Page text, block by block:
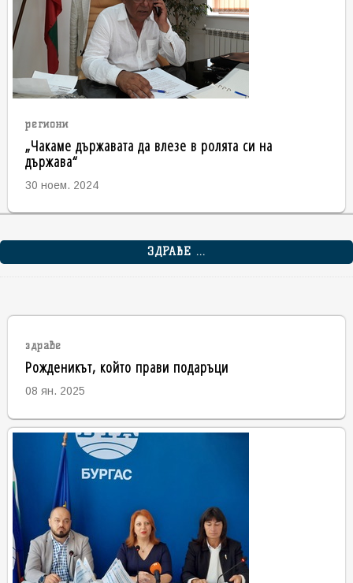
региони
„Чакаме държавата да влезе в ролята си на
държава“
30 ноем. 2024
ЗДРАВЕ ...
здраве
Рожденикът, който прави подаръци
08 ян. 2025